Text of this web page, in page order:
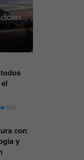
592
con
y